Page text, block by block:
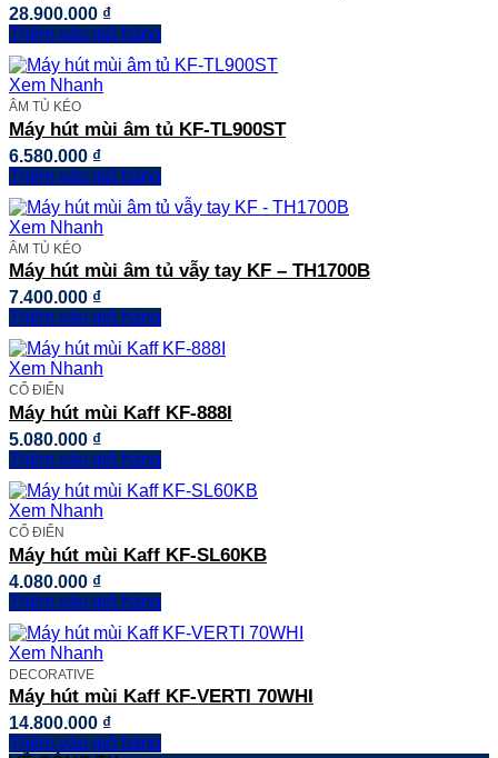
28.900.000 ₫
Thêm vào giỏ hàng
Xem Nhanh
ÂM TỦ KÉO
Máy hút mùi âm tủ KF-TL900ST
6.580.000 ₫
Thêm vào giỏ hàng
Xem Nhanh
ÂM TỦ KÉO
Máy hút mùi âm tủ vẫy tay KF – TH1700B
7.400.000 ₫
Thêm vào giỏ hàng
Xem Nhanh
CỔ ĐIỂN
Máy hút mùi Kaff KF-888I
5.080.000 ₫
Thêm vào giỏ hàng
Xem Nhanh
CỔ ĐIỂN
Máy hút mùi Kaff KF-SL60KB
4.080.000 ₫
Thêm vào giỏ hàng
Xem Nhanh
DECORATIVE
Máy hút mùi Kaff KF-VERTI 70WHI
14.800.000 ₫
Thêm vào giỏ hàng